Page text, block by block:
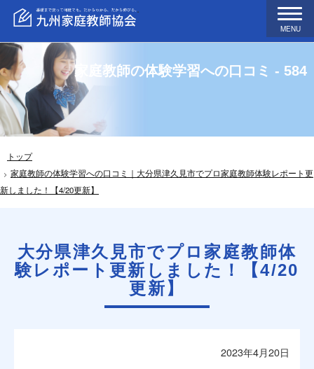
MENU
家庭教師の体験学習への口コミ - 584
トップ
家庭教師の体験学習への口コミ｜大分県津久見市でプロ家庭教師体験レポート更
新しました！【4/20更新】
大分県津久見市でプロ家庭教師体
験レポート更新しました！【4/20
更新】
2023年4月20日